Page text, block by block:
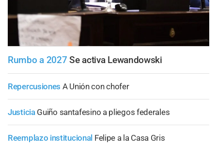
Rumbo a 2027 Se activa Lewandowski
Repercusiones A Unión con chofer
Justicia Guiño santafesino a pliegos federales
Reemplazo institucional Felipe a la Casa Gris